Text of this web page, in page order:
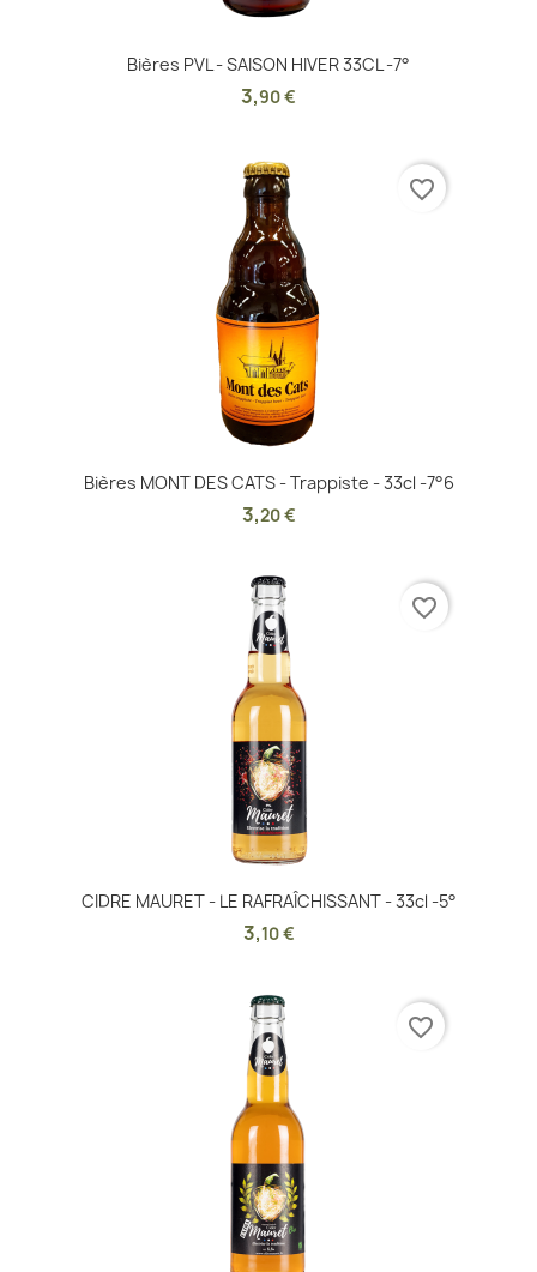
Bières PVL - SAISON HIVER 33CL -7°
3,90 €
Bières MONT DES CATS - Trappiste - 33cl -7°6
3,20 €
favorite_border
CIDRE MAURET - LE RAFRAÎCHISSANT - 33cl -5°
3,10 €
favorite_border
favorite_border